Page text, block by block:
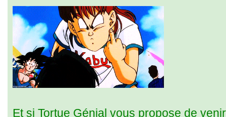
Et si Tortue Génial vous propose de